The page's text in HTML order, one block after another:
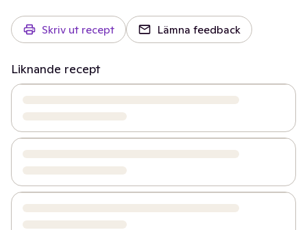
Skriv ut recept Lämna feedback
Liknande recept